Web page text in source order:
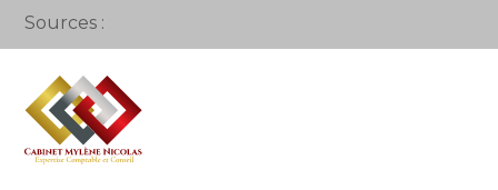
Aller
au
contenu
Sources :
aux modalités de prise du congé d’adoption et
du congé pour l’arrivée d’un enfant placé en vue
de son adoption
Congé d’adoption : enfin des précisions !